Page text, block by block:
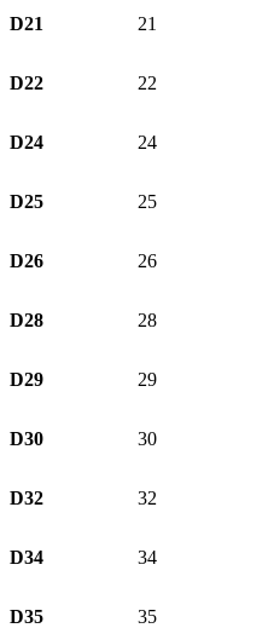
D21 21
D22 22
D24 24
D25 25
D26 26
D28 28
D29 29
D30 30
D32 32
D34 34
D35 35